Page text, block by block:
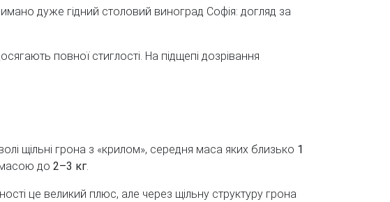
дуже гідний столовий виноград Софія: догляд за
повної стиглості. На підщепі дозрівання
щільні грона з «крилом», середня маса яких близько 1
масою до 2–3 кг.
це великий плюс, але через щільну структуру грона